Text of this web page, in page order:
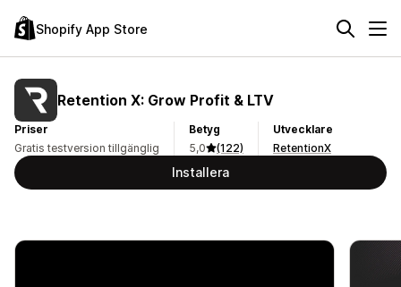
Shopify App Store
Retention X: Grow Profit & LTV
Priser
Gratis testversion tillgänglig
Betyg
5,0
(122)
Utvecklare
RetentionX
Installera